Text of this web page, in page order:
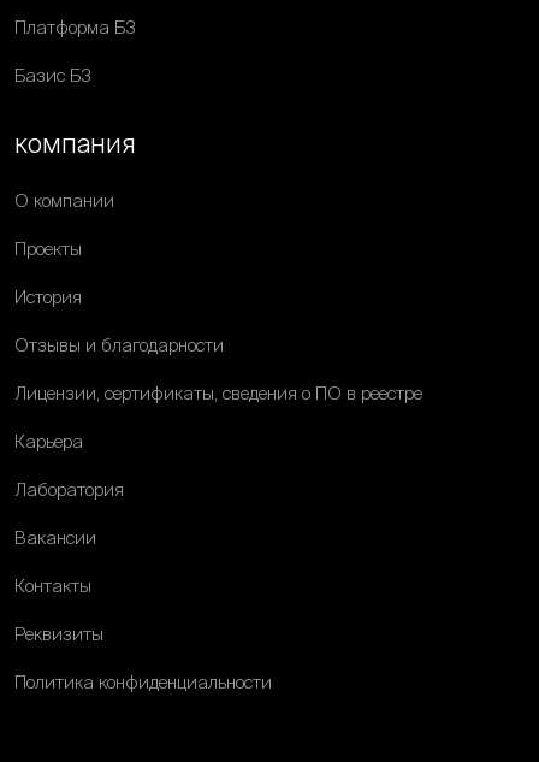
Платформа Б3
Базис Б3
компания
О компании
Проекты
История
Отзывы и благодарности
Лицензии, сертификаты, сведения о ПО в реестре
Карьера
Лаборатория
Вакансии
Контакты
Реквизиты
Политика конфиденциальности